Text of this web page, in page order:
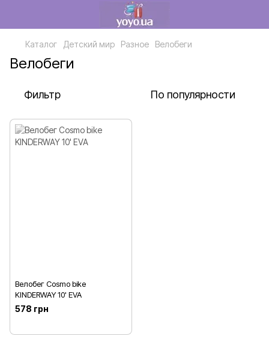
Каталог Детский мир Разное Велобеги
Велобеги
Фильтр По популярности
Велобег Cosmo bike
KINDERWAY 10' EVA
578 грн